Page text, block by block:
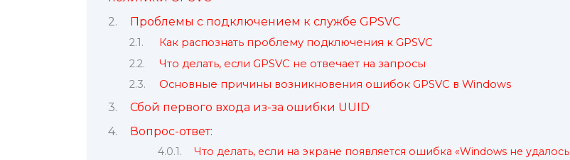
Проблемы с подключением к службе GPSVC
Как распознать проблему подключения к GPSVC
Что делать, если GPSVC не отвечает на запросы
Основные причины возникновения ошибок GPSVC в Windows
Сбой первого входа из-за ошибки UUID
Вопрос-ответ:
Что делать, если на экране появляется ошибка «Windows не удалось